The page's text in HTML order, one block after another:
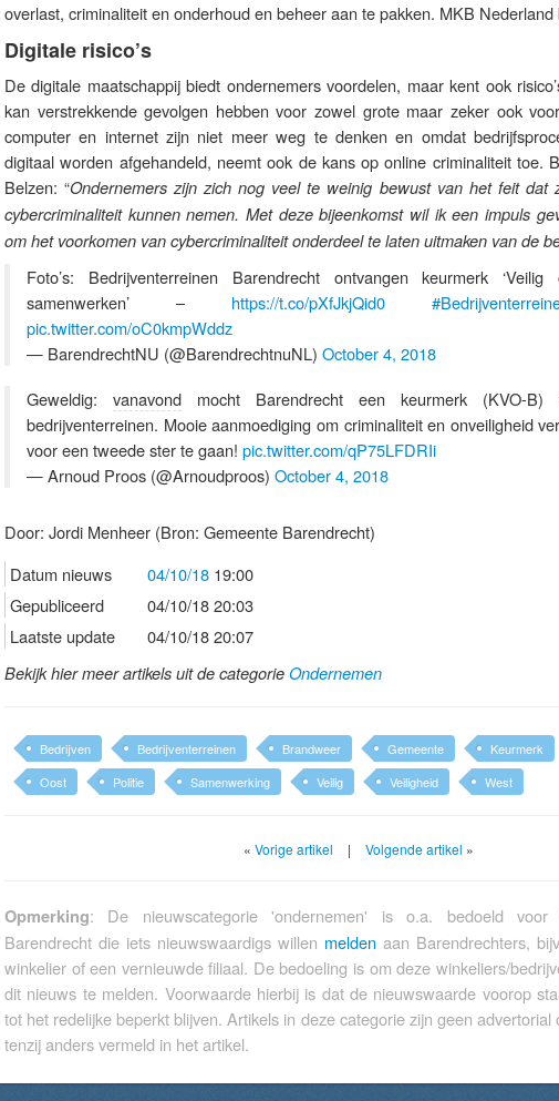
overlast, criminaliteit en onderhoud en beheer aan te pakken. MKB
Digitale risico’s
De digitale maatschappij biedt ondernemers voordelen, maar kent ook
kan verstrekkende gevolgen hebben voor zowel grote maar zeker ook
computer en internet zijn niet meer weg te denken en omdat
digitaal worden afgehandeld, neemt ook de kans op online criminaliteit toe.
Belzen: “Ondernemers zijn zich nog veel te weinig bewust van het feit dat
cybercriminaliteit kunnen nemen. Met deze bijeenkomst wil ik een impuls
om het voorkomen van cybercriminaliteit onderdeel te laten uitmaken van de
Foto’s: Bedrijventerreinen Barendrecht ontvangen keurmerk ‘Veilig
samenwerken’ – https://t.co/pXfJkjQid0
pic.twitter.com/oC0kmpWddz
— BarendrechtNU (@BarendrechtnuNL) October 4, 2018
Geweldig: vanavond mocht Barendrecht een keurmerk (KVO-B)
bedrijventerreinen. Mooie aanmoediging om criminaliteit en onveiligheid
voor een tweede ster te gaan! pic.twitter.com/qP75LFDRIi
— Arnoud Proos (@Arnoudproos) October 4, 2018
Door: Jordi Menheer (Bron: Gemeente Barendrecht)
Datum nieuws
04/10/18 19:00
Gepubliceerd
04/10/18 20:03
Laatste update
04/10/18 20:07
Bekijk hier meer artikels uit de categorie Ondernemen
Bedrijven Bedrijventerreinen Brandweer Gemeente Keurmerk
Oost
Politie Samenwerking Veilig Veiligheid West
« Vorige artikel | Volgende artikel »
Opmerking: De nieuwscategorie 'ondernemen' is o.a. bedoeld voor
Barendrecht die iets nieuwswaardigs willen melden aan Barendrechters,
winkelier of een vernieuwde filiaal. De bedoeling is om deze winkeliers/
dit nieuws te melden. Voorwaarde hierbij is dat de nieuwswaarde voorop
tot het redelijke beperkt blijven. Artikels in deze categorie zijn geen advertorial
tenzij anders vermeld in het artikel.